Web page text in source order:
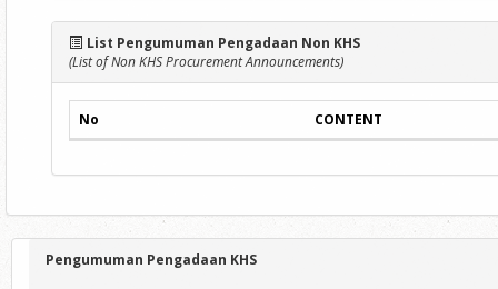
List Pengumuman Pengadaan Non KHS
(List of Non KHS Procurement Announcements)
No CONTENT
Pengumuman Pengadaan KHS